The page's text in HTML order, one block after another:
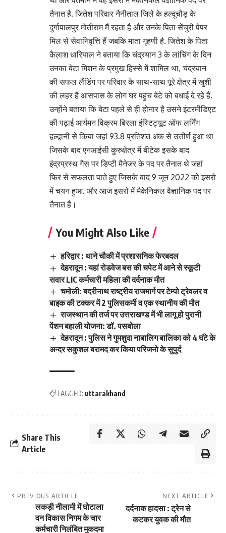
तैनात है. जितेश परिवार नैनीताल जिले के हल्दूचौड़ के
दुर्गापालपुर मोतीराम मैं रहता है और उनके पिता सेंचुरी पेपर
मिल से सेवानिवृत्ति हैं जबकि माता गृहणी है. जितेश के पिता
कैलाश धारियाल ने बताया कि चंद्रयान 3 के लांचिंग के दिन
उनका बेटा मिशन के प्रमुख हिस्से में शामिल था, चंद्रयान
की सफल लैंडिंग पर परिवार के साथ-साथ पूरे क्षेत्र में खुशी
की लहर है आसपास के लोग घर पहुंच बेटे को बधाई दे रहे हैं.
उन्होंने बताया कि बेटा पहले से ही होनार है उसने इंटरमीडिएट
की पढ़ाई आर्यमन विक्रम बिरला इंस्टिट्यूट ऑफ लर्निंग
हल्द्वानी से किया जहां 93.8 प्रतिशत अंक से उत्तीर्ण हुआ था
जिसके बाद एनआईसी कुरुक्षेत्र में बीटेक इसके बाद
इंद्रप्रस्थ गैस पर डिप्टी मैनेजर के पद पर तैनात थे जहां
फिर से सफलता पाते हुए जिसके बाद 9 जून 2022 को इसरो
में चयन हुआ. और आज इसरो में मैकेनिकल वैज्ञानिक पद पर
तैनात हैं।
You Might Also Like
हरिद्वार : थाने चौकी में प्रशासनिक फेरबदल
देहरादून : यहां रोडवेज बस की चपेट में आने से स्कूटी
सवार LIC कर्मचारी महिला की दर्दनाक मौत
चमोली: बदरीनाथ राष्ट्रीय राजमार्ग पर टेम्पो ट्रेवलर व
बाइक की टक्कर में 2 पुलिसकर्मी व एक स्थानीय की मौत
राजस्थान की तर्ज पर उत्तराखण्ड में भी लागू हो पुरानी
पेंशन बहाली योजना: डॉ. पसबोला
देहरादून : पुलिस ने गुमशुदा नाबालिग बालिका को 4 घंटे के
अन्दर सकुशल बरामद कर किया परिजनो के सुपुर्द
TAGGED: uttarakhand
Share This
Article
PREVIOUS ARTICLE
लकड़ी नीलामी में घोटाला
वन विकास निगम के चार
कर्मचारी निलंबित मुकदमा
NEXT ARTICLE
दर्दनाक हादसा : ट्रेन से
कटकर युवक की मौत